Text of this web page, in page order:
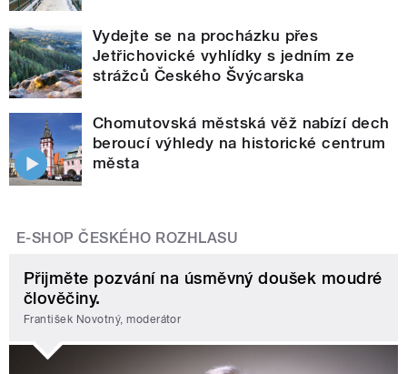
Vydejte se na procházku přes
Jetřichovické vyhlídky s jedním ze
strážců Českého Švýcarska
Chomutovská městská věž nabízí dech
beroucí výhledy na historické centrum
města
E-SHOP ČESKÉHO ROZHLASU
Přijměte pozvání na úsměvný doušek moudré
člověčiny.
František Novotný, moderátor